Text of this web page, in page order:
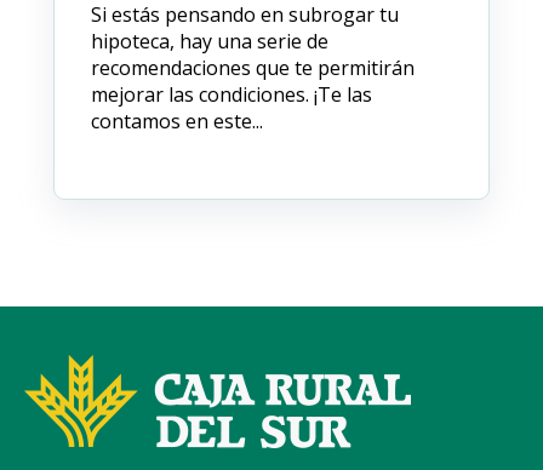
Si estás pensando en subrogar tu
hipoteca, hay una serie de
recomendaciones que te permitirán
mejorar las condiciones. ¡Te las
contamos en este...